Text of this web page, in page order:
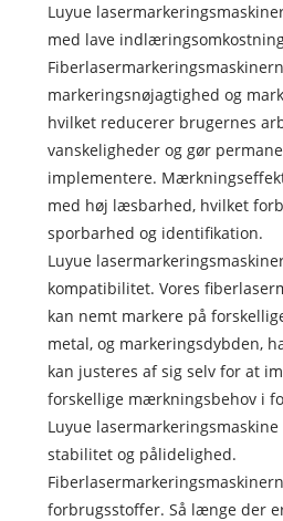
Luyue
med lave
markeringsnøjagtighed og
hvilket reducerer brugernes
vanskeligheder og gør
implementere.
med høj læsbarhed, hvilket
sporbarhed og identifikation.
Luyue
kompatibilitet. Vores
kan nemt markere på
metal, og markeringsdybden,
kan justeres af sig selv for at
forskellige mærkningsbehov i
Luyue
stabilitet og pålidelighed.
forbrugsstoffer. Så længe der